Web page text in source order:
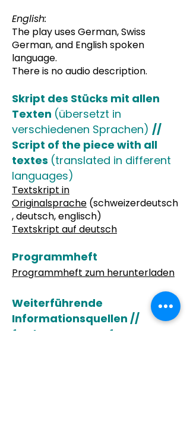
English:
The play uses German, Swiss
German, and English spoken
language.
There is no audio description.
Skript des Stücks mit allen
Texten (übersetzt in
verschiedenen Sprachen) //
Script of the piece with all
textes (translated in different
languages)
Textskript in
Originalsprache (schweizerdeutsch
, deutsch, englisch)
Textskript auf deutsch
Programmheft
Programmheft zum herunterladen
Weiterführende
Informationsquellen //
further sources of